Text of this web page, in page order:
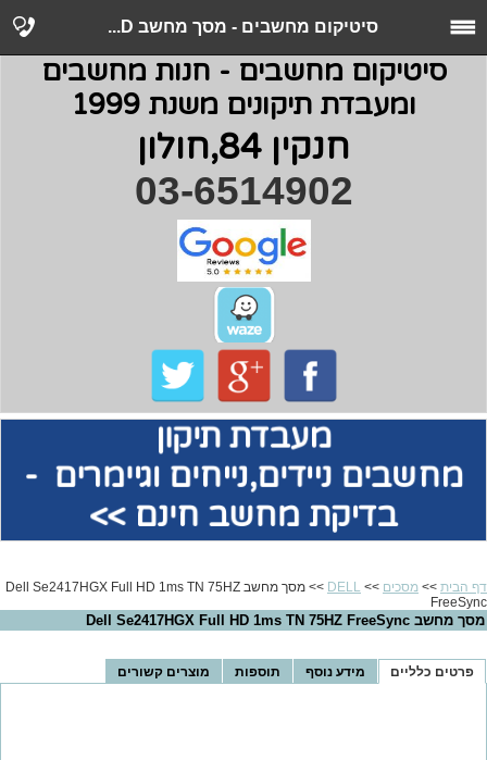
סיטיקום מחשבים - מסך מחשב D...
סיטיקום מחשבים - חנות מחשבים
ומעבדת תיקונים משנת 1999
חנקין 84,חולון
03-6514902
מעבדת תיקון
מחשביםניידים,נייחים וגיימרים -
בדיקת מחשב חינם >>
דף הבית >> מסכים >>
DELL
>> מסך מחשב Dell Se2417HGX Full HD 1ms TN 75HZ
FreeSync
מסך מחשב Dell Se2417HGX Full HD 1ms TN 75HZ FreeSync
פרטים כלליים מידע נוסף תוספות מוצרים קשורים